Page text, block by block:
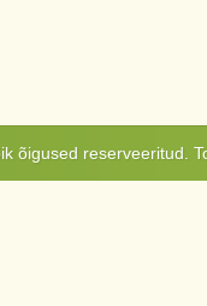
õigused reserveeritud.